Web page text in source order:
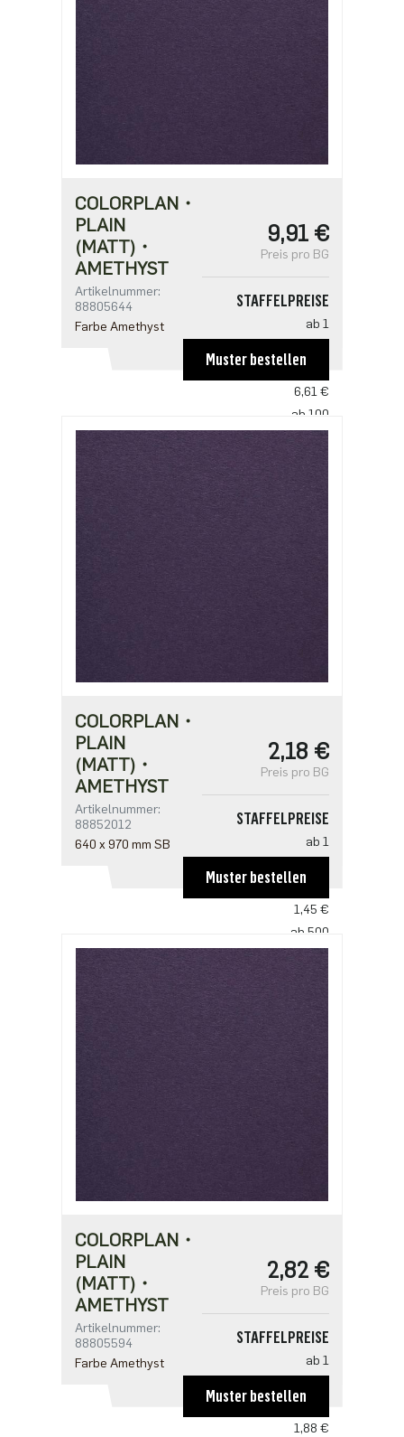
COLORPLAN・
PLAIN
(MATT)・
AMETHYST
Artikelnummer:
88805644
Farbe Amethyst
9,91 €
Preis pro BG
STAFFELPREISE
ab 1
ab 50
6,61 €
ab 100
6,39 €
5,51 €
Muster bestellen
COLORPLAN・
PLAIN
(MATT)・
AMETHYST
Artikelnummer:
88852012
640 x 970 mm SB
2,18 €
Preis pro BG
STAFFELPREISE
ab 1
ab 250
1,45 €
ab 500
1,41 €
1,21 €
ab 2500
Muster bestellen
COLORPLAN・
PLAIN
(MATT)・
AMETHYST
Artikelnummer:
88805594
Farbe Amethyst
2,82 €
Preis pro BG
STAFFELPREISE
ab 1
ab 125
1,88 €
Muster bestellen